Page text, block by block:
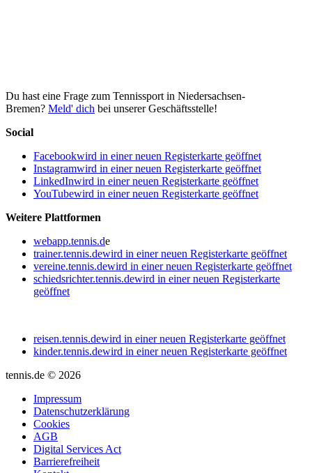
Du hast eine Frage zum Tennissport in Niedersachsen-
Bremen? Meld' dich bei unserer Geschäftsstelle!
Social
Facebookwird in einer neuen Registerkarte geöffnet
Instagramwird in einer neuen Registerkarte geöffnet
LinkedInwird in einer neuen Registerkarte geöffnet
YouTubewird in einer neuen Registerkarte geöffnet
Weitere Plattformen
webapp.tennis.de
trainer.tennis.dewird in einer neuen Registerkarte geöffnet
vereine.tennis.dewird in einer neuen Registerkarte geöffnet
schiedsrichter.tennis.dewird in einer neuen Registerkarte
geöffnet
reisen.tennis.dewird in einer neuen Registerkarte geöffnet
kinder.tennis.dewird in einer neuen Registerkarte geöffnet
tennis.de © 2026
Impressum
Datenschutzerklärung
Cookies
AGB
Digital Services Act
Barrierefreiheit